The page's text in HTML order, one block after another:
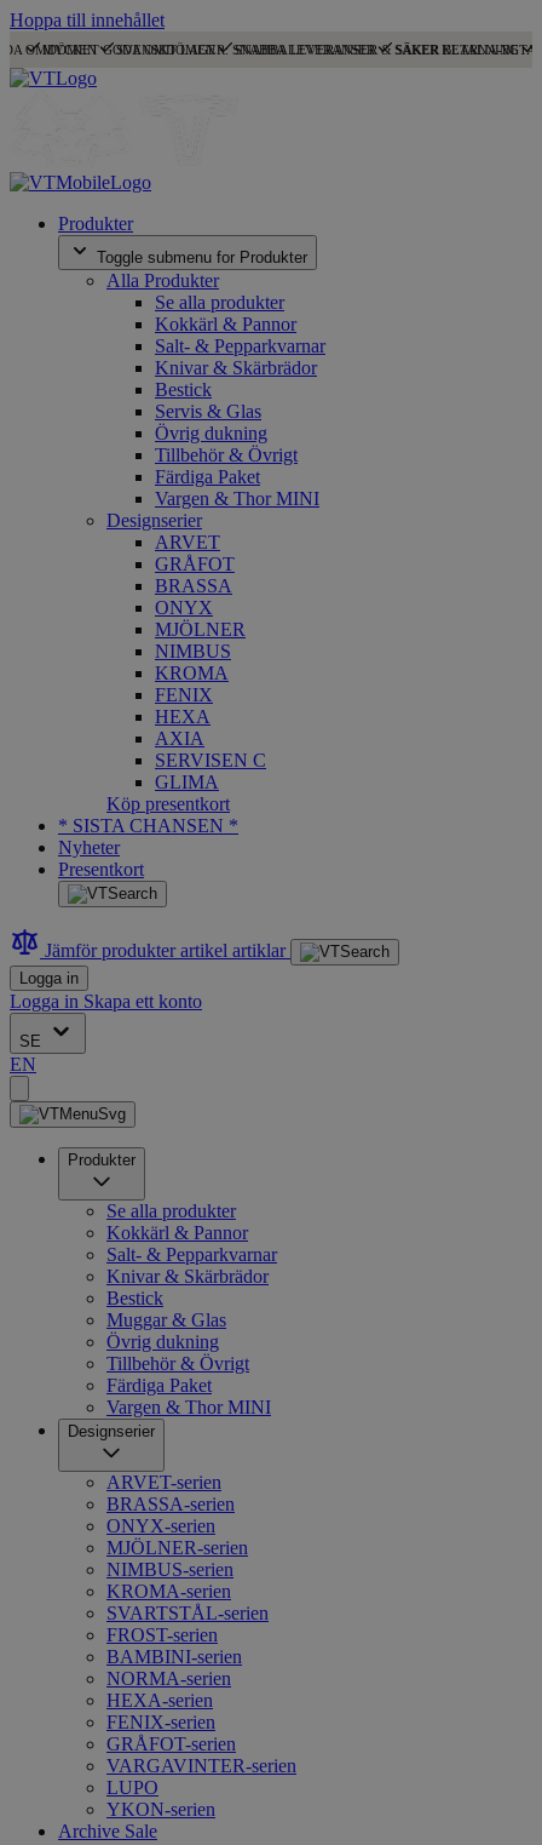
Hoppa till innehållet
OMDÖMEN SVENSKT LAGER: SNABBA LEVERANSER SÄKER KLARNA-
MYCKET GODA OMDÖMEN SNABBA LEVERANSER & SÄKER BETALNING
Produkter
Toggle submenu for Produkter
Alla Produkter
Se alla produkter
Kokkärl & Pannor
Salt- & Pepparkvarnar
Knivar & Skärbrädor
Bestick
Servis & Glas
Övrig dukning
Tillbehör & Övrigt
Färdiga Paket
Vargen & Thor MINI
Designserier
ARVET
GRÅFOT
BRASSA
ONYX
MJÖLNER
NIMBUS
KROMA
FENIX
HEXA
AXIA
SERVISEN C
GLIMA
Köp presentkort
* SISTA CHANSEN *
Nyheter
Presentkort
Jämför produkter artikel artiklar
Logga in
Logga in Skapa ett konto
SE
EN
Produkter
Se alla produkter
Kokkärl & Pannor
Salt- & Pepparkvarnar
Knivar & Skärbrädor
Bestick
Muggar & Glas
Övrig dukning
Tillbehör & Övrigt
Färdiga Paket
Vargen & Thor MINI
Designserier
ARVET-serien
BRASSA-serien
ONYX-serien
MJÖLNER-serien
NIMBUS-serien
KROMA-serien
SVARTSTÅL-serien
FROST-serien
BAMBINI-serien
NORMA-serien
HEXA-serien
FENIX-serien
GRÅFOT-serien
VARGAVINTER-serien
LUPO
YKON-serien
Archive Sale